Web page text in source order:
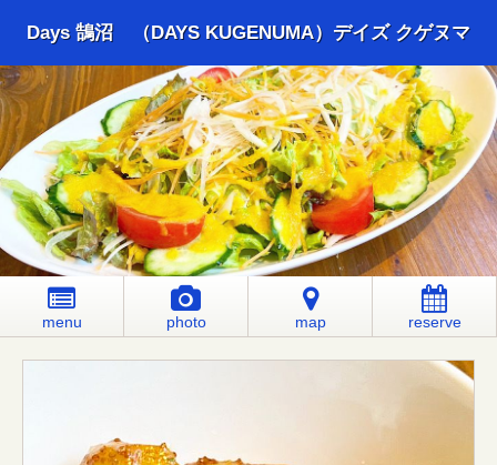
Days 鵠沼 （DAYS KUGENUMA）デイズ クゲヌマ
menu photo map reserve